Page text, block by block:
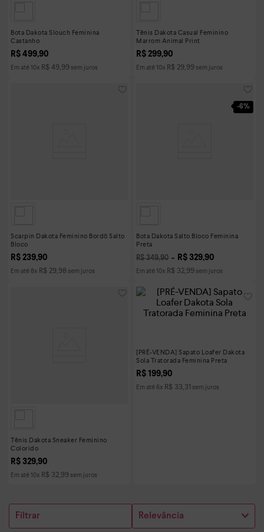
Bota Dakota Slouch Feminina
Castanho
R$ 499,90
Em até10x R$ 49,99 sem juros
Tênis Dakota Casual Feminino
Marrom Animal Print
R$ 299,90
Em até10x R$ 29,99 sem juros
Scarpin Dakota Feminino Bordô Salto
Bloco
R$ 239,90
Em até 8x R$ 29,98 sem juros
-6%
Bota Dakota Salto Bloco Feminina
Preta
R$ 349,90 R$ 329,90
Em até10x R$ 32,99 sem juros
Tênis Dakota Sneaker Feminino
Colorido
R$ 329,90
Em até10x R$ 32,99 sem juros
[PRÉ-VENDA] Sapato Loafer Dakota
Sola Tratorada Feminina Preta
R$ 199,90
Em até 6x R$ 33,31 sem juros
Filtrar Relevância